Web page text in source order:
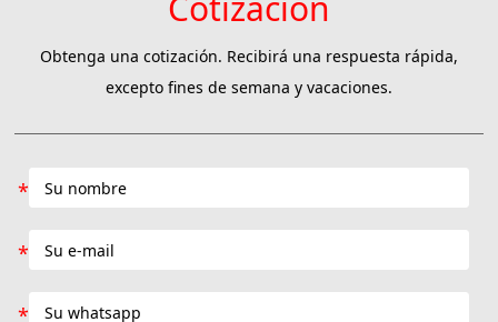
Obtenga una cotización. Recibirá una respuesta rápida,
excepto fines de semana y vacaciones.